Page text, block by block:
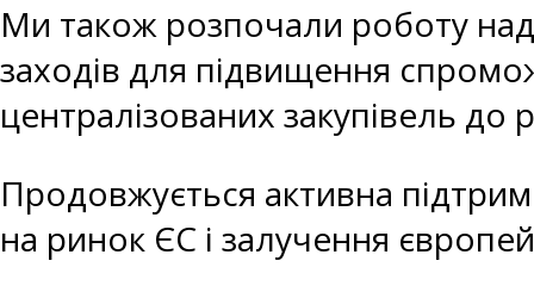
Ми також розпочали роботу
заходів для підвищення
централізованих закупівель до
Продовжується активна
на ринок ЄС і залучення